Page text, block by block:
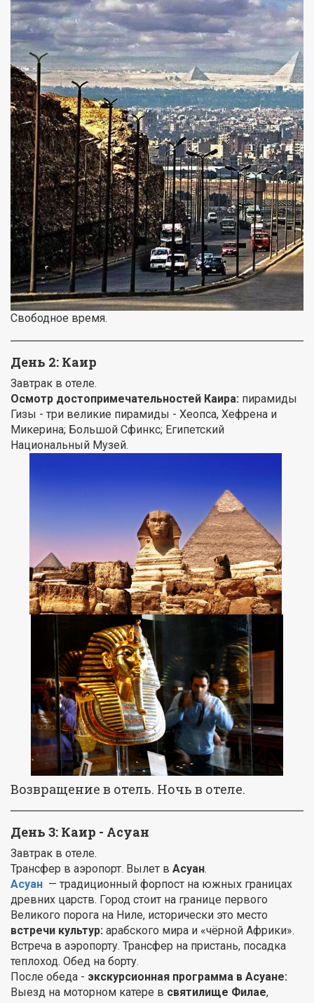
Свободное время.
День 2: Каир
Завтрак в отеле.
Осмотр достопримечательностей Каира: пирамиды
Гизы - три великие пирамиды - Хеопса, Хефрена и
Микерина; Большой Сфинкс; Египетский
Национальный Музей.
Возвращение в отель. Ночь в отеле.
День 3: Каир - Асуан
Завтрак в отеле.
Трансфер в аэропорт. Вылет в Асуан.
Асуан — традиционный форпост на южных границах
древних царств. Город стоит на границе первого
Великого порога на Ниле, исторически это место
встречи культур: арабского мира и «чёрной Африки».
Встреча в аэропорту. Трансфер на пристань, посадка
теплоход. Обед на борту.
После обеда - экскурсионная программа в Асуане:
Выезд на моторном катере в святилище Филае,